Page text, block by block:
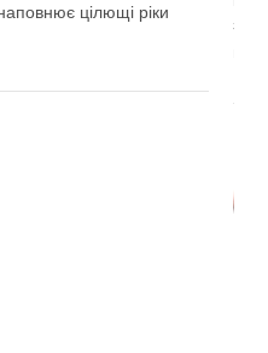
цілющі ріки
з